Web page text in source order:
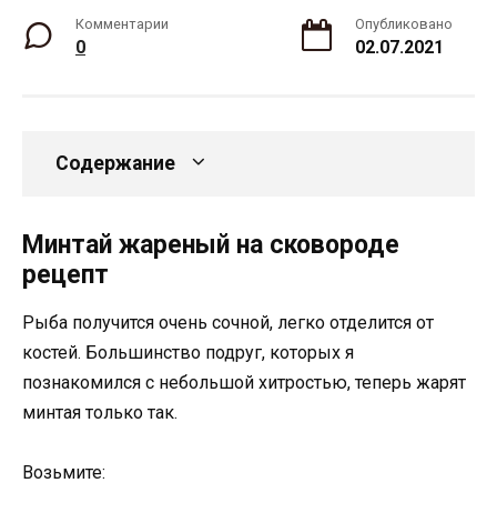
Комментарии
0
Опубликовано
02.07.2021
Содержание
Минтай жареный на сковороде
рецепт
Рыба получится очень сочной, легко отделится от
костей. Большинство подруг, которых я
познакомился с небольшой хитростью, теперь жарят
минтая только так.
Возьмите: